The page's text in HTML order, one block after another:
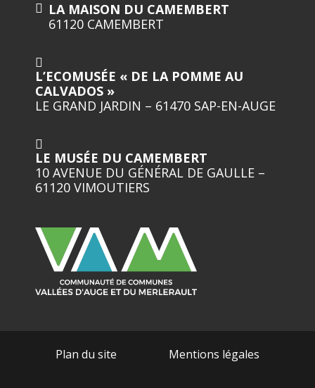
LA MAISON DU CAMEMBERT
61120 CAMEMBERT
L’ECOMUSÉE « DE LA POMME AU
CALVADOS »
LE GRAND JARDIN – 61470 SAP-EN-AUGE
LE MUSÉE DU CAMEMBERT
10 AVENUE DU GÉNÉRAL DE GAULLE –
61120 VIMOUTIERS
Plan du site Mentions légales